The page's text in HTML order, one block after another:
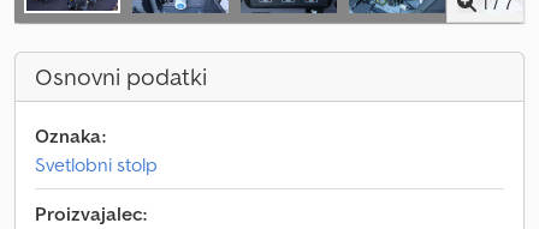
Osnovni podatki
Oznaka:
Svetlobni stolp
Proizvajalec: